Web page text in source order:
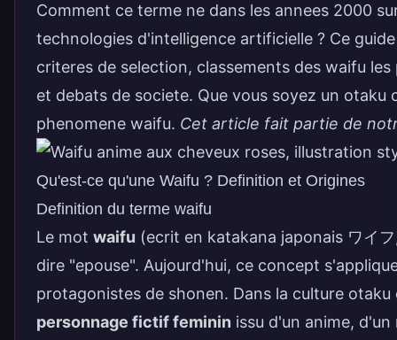
Comment ce terme ne dans les annees 2000
technologies d'intelligence artificielle ? Ce
criteres de selection, classements des waifu
et debats de societe. Que vous soyez un
phenomene waifu. Cet article fait partie de
Qu'est-ce qu'une Waifu ? Definition et Origines
Definition du terme waifu
Le mot waifu (ecrit en katakana japonais ワイ
dire "epouse". Aujourd'hui, ce concept
protagonistes de shonen. Dans la culture
personnage fictif feminin issu d'un anime,